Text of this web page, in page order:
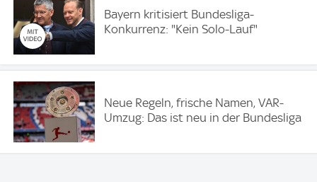
Bayern kritisiert Bundesliga-
Konkurrenz: "Kein Solo-Lauf"
Neue Regeln, frische Namen, VAR-
Umzug: Das ist neu in der Bundesliga